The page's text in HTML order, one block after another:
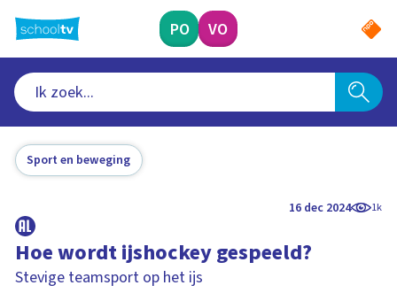
naar
hoofdinhoud
PO VO
Sport en beweging
16 dec 2024 1k
Hoe wordt ijshockey gespeeld?
Stevige teamsport op het ijs